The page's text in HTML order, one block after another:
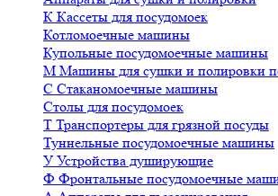
К Кассеты для посудомоек
Котломоечные машины
Купольные посудомоечные машины
М Машины для сушки и полировки
С Стаканомоечные машины
Столы для посудомоек
Т Транспортеры для грязной посуды
Туннельные посудомоечные машины
У Устройства душирующие
Ф Фронтальные посудомоечные